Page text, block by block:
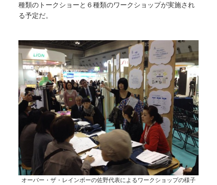
種類のトークショーと６種類のワークショップが実施され
る予定だ。
オーバー・ザ・レインボーの佐野代表によるワークショップの様子